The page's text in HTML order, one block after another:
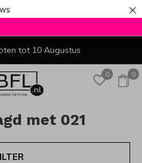
×
0 0
tot 10 Augustus
met 021